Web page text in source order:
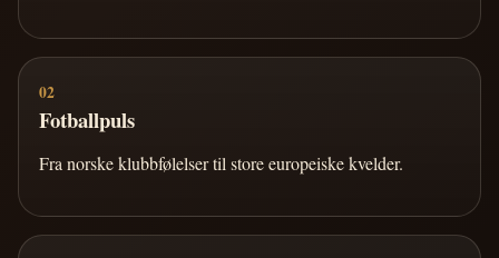
02
Fotballpuls
Fra norske klubbfølelser til store europeiske kvelder.